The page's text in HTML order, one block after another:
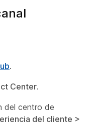
.
Center.
del centro de
del cliente >